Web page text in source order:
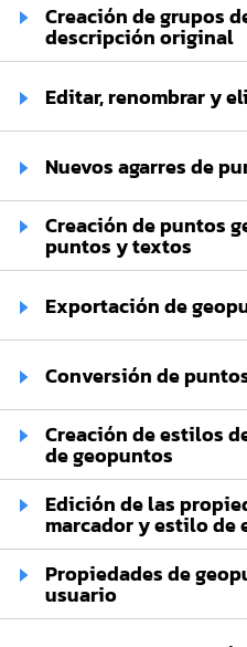
Creación de grupos
descripción original
Editar, renombrar y
Nuevos agarres de
Creación de puntos
puntos y textos
Exportación de
Conversión de
Creación de estilos
de geopuntos
Edición de las
marcador y estilo de
Propiedades de
usuario